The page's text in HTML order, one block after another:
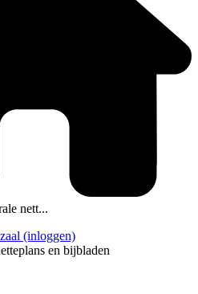
nett...
(inloggen)
en bijbladen